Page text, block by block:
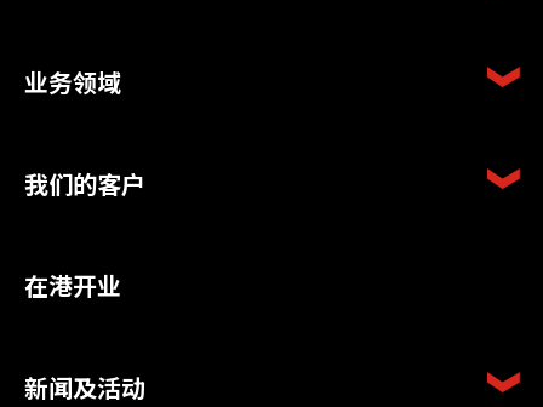
业务领域
我们的客户
在港开业
新闻及活动